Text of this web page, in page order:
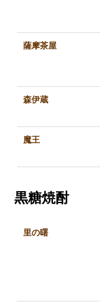
薩摩茶屋
森伊蔵
魔王
黒糖焼酎
里の曙